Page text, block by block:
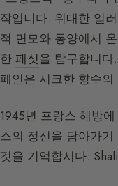
작입니다. 위대한 일
적 면모와 동양에서
한 패싯을 탐구합니
페인은 시크한 향수
1945년 프랑스 해방
스의 정신을 담아가
것을 기억합시다: